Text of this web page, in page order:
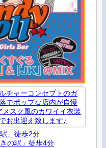
チャーコンセプトのガ
でポップな店内が自慢
スク風のカワイイ衣装
お出迎え致します♪
駅」徒歩2分
きの駅」徒歩4分